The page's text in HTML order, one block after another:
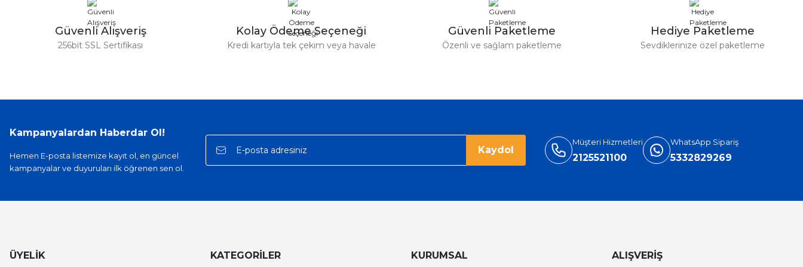
Güvenli Alışveriş
256bit SSL Sertifikası
Kolay Ödeme Seçeneği
Kredi kartıyla tek çekim veya havale
Güvenli Paketleme
Özenli ve sağlam paketleme
Hediye Paketleme
Sevdiklerinize özel paketleme
Kampanyalardan Haberdar Ol!
Hemen E-posta listemize kayıt ol, en güncel
kampanyalar ve duyuruları ilk öğrenen sen ol.
Kaydol
Müşteri Hizmetleri
2125521100
WhatsApp Sipariş
5332829269
ÜYELİK KATEGORİLER KURUMSAL ALIŞVERİŞ